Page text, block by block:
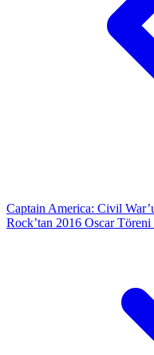
Captain America: Civil
Rock’tan 2016 Oscar Töreni